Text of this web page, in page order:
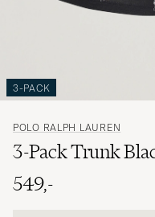
3-PACK
POLO RALPH LAUREN
3-Pack Trunk
549,-